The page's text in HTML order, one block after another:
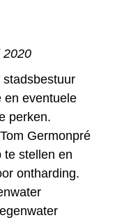
2020
en eventuele
perken.
Germonpré
te stellen en
ontharding.